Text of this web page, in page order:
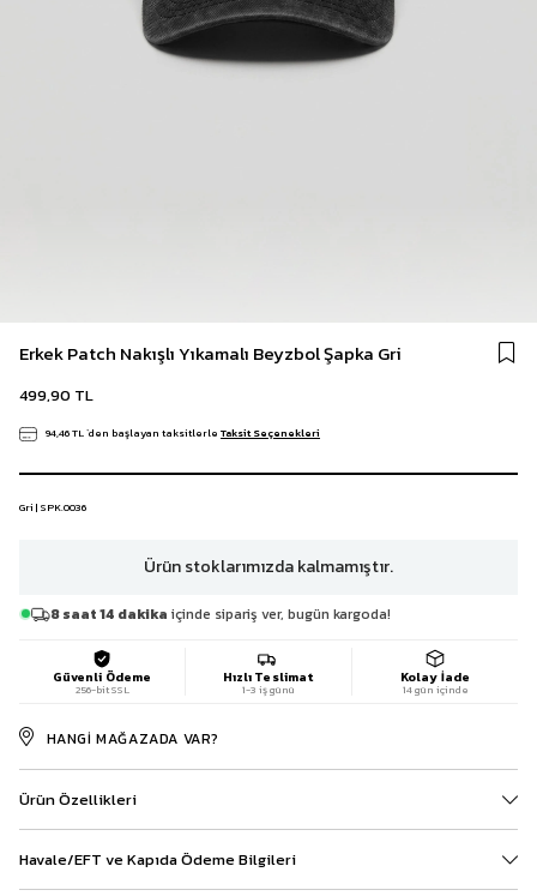
Erkek Patch Nakışlı Yıkamalı Beyzbol Şapka Gri
499,90 TL
94,46 TL`den başlayan taksitlerle Taksit Seçenekleri
Gri | SPK.0036
Ürün stoklarımızda kalmamıştır.
8 saat 14 dakika içinde sipariş ver, bugün kargoda!
Güvenli Ödeme
256-bit SSL
Hızlı Teslimat
1-3 iş günü
Kolay İade
14 gün içinde
HANGI MAĞAZADA VAR?
Ürün Özellikleri
Havale/EFT ve Kapıda Ödeme Bilgileri